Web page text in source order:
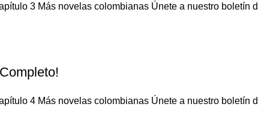
3 Más novelas colombianas Únete a nuestro boletín
4 Más novelas colombianas Únete a nuestro boletín